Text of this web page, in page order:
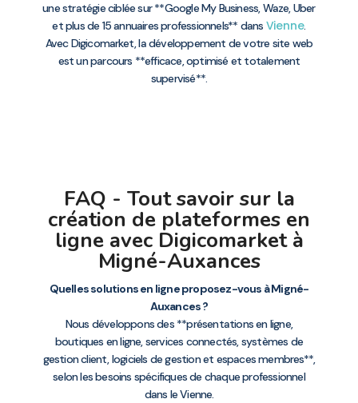
une stratégie ciblée sur **Google My Business, Waze, Uber
et plus de 15 annuaires professionnels** dans Vienne.
Avec Digicomarket, la développement de votre site web
est un parcours **efficace, optimisé et totalement
supervisé**.
FAQ - Tout savoir sur la
création de plateformes en
ligne avec Digicomarket à
Migné-Auxances
Quelles solutions en ligne proposez-vous à Migné-
Auxances ?
Nous développons des **présentations en ligne,
boutiques en ligne, services connectés, systèmes de
gestion client, logiciels de gestion et espaces membres**,
selon les besoins spécifiques de chaque professionnel
dans le Vienne.